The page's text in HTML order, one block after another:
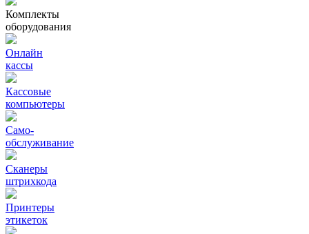
Комплекты
оборудования
Онлайн
кассы
Кассовые
компьютеры
Само-
обслуживание
Сканеры
штрихкода
Принтеры
этикеток